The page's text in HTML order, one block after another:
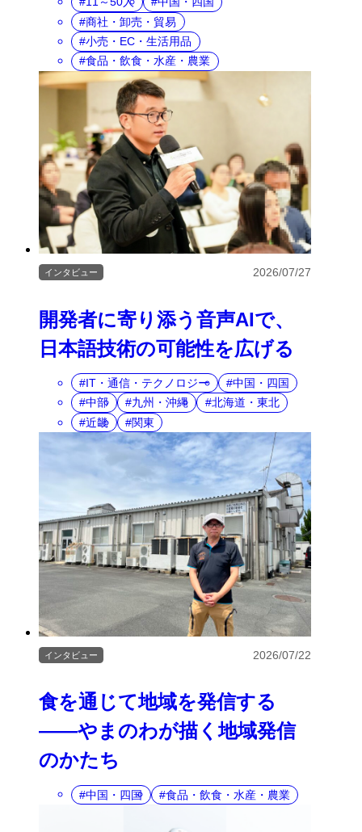
商社・卸売・貿易
小売・EC・生活用品
食品・飲食・水産・農業
開発者に寄り添う音声AIで、
日本語技術の可能性を広げる
インタビュー 2026/07/27
IT・通信・テクノロジー
中国・四国
中部
九州・沖縄
北海道・東北
近畿
関東
食を通じて地域を発信する
――やまのわが描く地域発信
のかたち
インタビュー 2026/07/22
中国・四国 食品・飲食・水産・農業